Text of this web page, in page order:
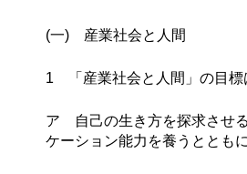
(一) 産業社会と人間
1 「産業社会と人間」の目標
ア 自己の生き方を探求させ
ケーション能力を養うととも